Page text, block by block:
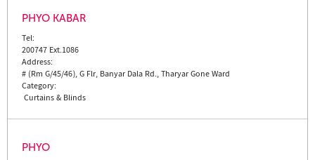
PHYO KABAR
Tel:
200747 Ext.1086
Address:
# (Rm G/45/46), G Flr, Banyar Dala Rd., Tharyar Gone Ward
Category:
Curtains & Blinds
PHYO